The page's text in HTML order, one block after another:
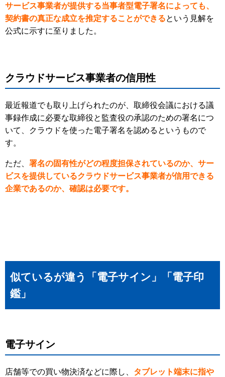
サービス事業者が提供する当事者型電子署名によっても、
契約書の真正な成立を推定することができるという見解を
公式に示すに至りました。
クラウドサービス事業者の信用性
最近報道でも取り上げられたのが、取締役会議における議
事録作成に必要な取締役と監査役の承認のための署名につ
いて、クラウドを使った電子署名を認めるというもので
す。
ただ、 署名の固有性がどの程度担保されているのか、サー
ビスを提供しているクラウドサービス事業者が信用できる
企業であるのか、確認は必要です。
似ているが違う「電子サイン」「電子印
鑑」
電子サイン
店舗等での買い物決済などに際し、 タブレット端末に指や